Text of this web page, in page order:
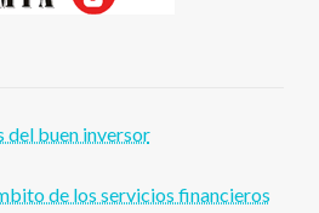
del buen inversor
de los servicios financieros